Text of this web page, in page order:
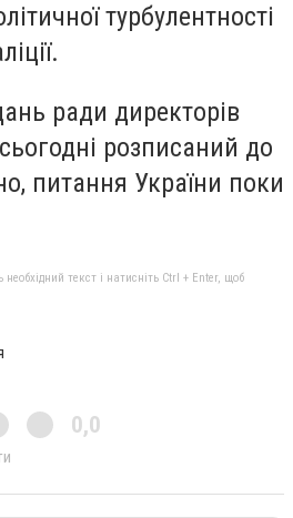
турбулентності
ради директорів
розписаний до
питання України поки
текст і натисніть Ctrl + Enter, щоб
0,0